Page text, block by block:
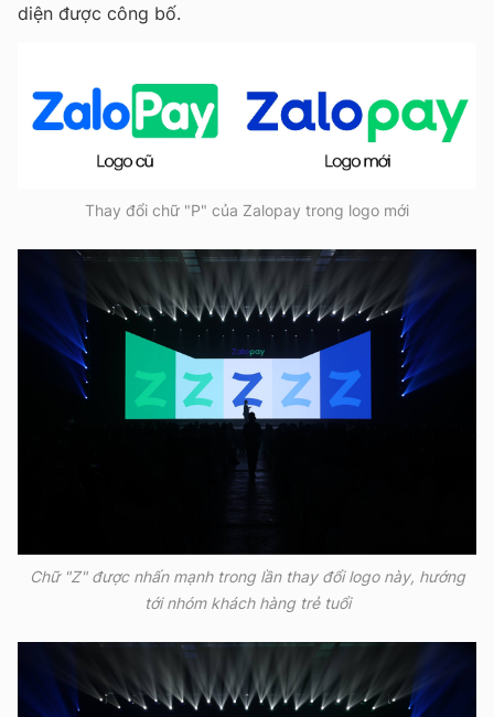
diện được công bố.
Thay đổi chữ "P" của Zalopay trong logo mới
Chữ "Z" được nhấn mạnh trong lần thay đổi logo này, hướng
tới nhóm khách hàng trẻ tuổi